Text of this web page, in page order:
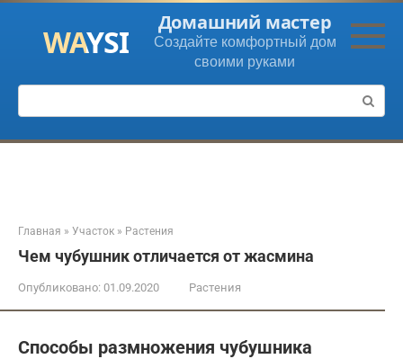
Перейти
контенту
Домашний мастер
Создайте комфортный дом
своими руками
Поиск:
Главная » Участок » Растения
Чем чубушник отличается от жасмина
Опубликовано: 01.09.2020 Растения
Способы размножения чубушника